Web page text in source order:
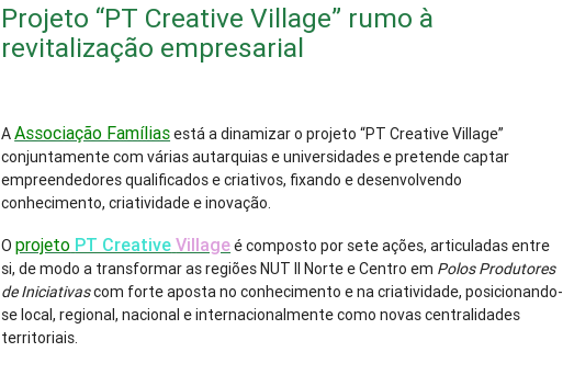
Projeto “PT Creative Village” rumo à
revitalização empresarial
AAssociação Famíliasestá a dinamizar o projeto “PT Creative Village”
conjuntamente com várias autarquias e universidades e pretende captar
empreendedores qualificados e criativos, fixando e desenvolvendo
conhecimento, criatividade e inovação.
Oprojeto PT Creative Villageé composto por sete ações, articuladas entre
si, de modo a transformar as regiões NUT II Norte e Centro em Polos Produtores
de Iniciativascom forte aposta no conhecimento e na criatividade, posicionando-
se local, regional, nacional e internacionalmente como novas centralidades
territoriais.